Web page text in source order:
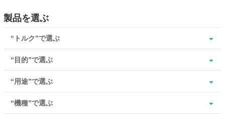
製品を選ぶ
“トルク”で選ぶ
“目的”で選ぶ
“用途”で選ぶ
“機種”で選ぶ